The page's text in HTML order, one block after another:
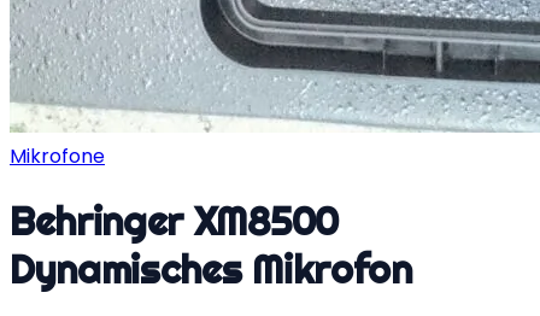
Mikrofone
Behringer XM8500
Dynamisches Mikrofon